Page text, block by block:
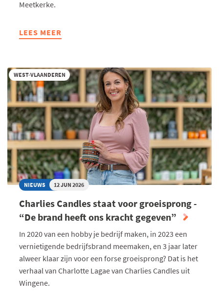
Meetkerke.
LEES MEER
ABOUT
PRIJS
LUDO
LIEVENS
VOOR
BESTE
START-
UP
JOURNEY
WEST-VLAANDEREN
NIEUWS 12 JUN 2026
Charlies Candles staat voor groeisprong -
“De brand heeft ons kracht gegeven”
In 2020 van een hobby je bedrijf maken, in 2023 een
vernietigende bedrijfsbrand meemaken, en 3 jaar later
alweer klaar zijn voor een forse groeisprong? Dat is het
verhaal van Charlotte Lagae van Charlies Candles uit
Wingene.